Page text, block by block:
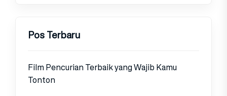
Pos Terbaru
Film Pencurian Terbaik yang Wajib Kamu
Tonton